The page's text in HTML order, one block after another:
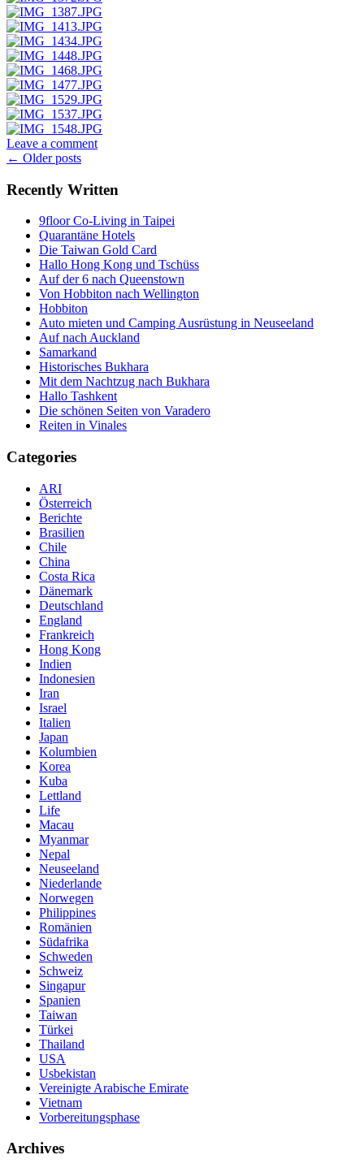
Leave a comment
Posts
navigation
← Older posts
Recently Written
9floor Co-Living in Taipei
Quarantäne Hotels
Die Taiwan Gold Card
Hallo Hong Kong und Tschüss
Auf der 6 nach Queenstown
Von Hobbiton nach Wellington
Hobbiton
Auto mieten und Camping Ausrüstung in Neuseeland
Auf nach Auckland
Samarkand
Historisches Bukhara
Mit dem Nachtzug nach Bukhara
Hallo Tashkent
Die schönen Seiten von Varadero
Reiten in Vinales
Categories
ARI
Österreich
Berichte
Brasilien
Chile
China
Costa Rica
Dänemark
Deutschland
England
Frankreich
Hong Kong
Indien
Indonesien
Iran
Israel
Italien
Japan
Kolumbien
Korea
Kuba
Lettland
Life
Macau
Myanmar
Nepal
Neuseeland
Niederlande
Norwegen
Philippines
Romänien
Südafrika
Schweden
Schweiz
Singapur
Spanien
Taiwan
Türkei
Thailand
USA
Usbekistan
Vereinigte Arabische Emirate
Vietnam
Vorbereitungsphase
Archives